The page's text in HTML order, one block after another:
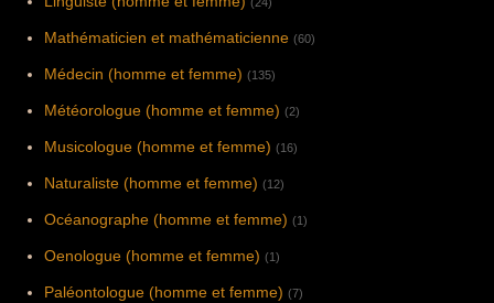
Mathématicien et mathématicienne (60)
Médecin (homme et femme) (135)
Météorologue (homme et femme) (2)
Musicologue (homme et femme) (16)
Naturaliste (homme et femme) (12)
Océanographe (homme et femme) (1)
Oenologue (homme et femme) (1)
Paléontologue (homme et femme) (7)